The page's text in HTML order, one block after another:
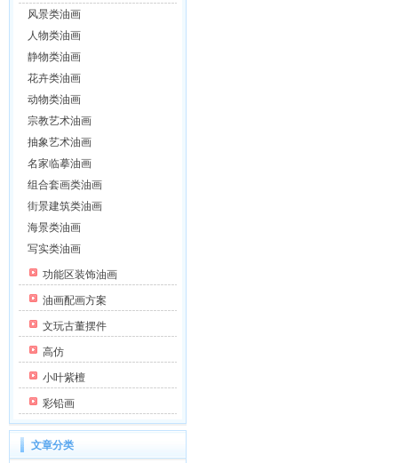
风景类油画
人物类油画
静物类油画
花卉类油画
动物类油画
宗教艺术油画
抽象艺术油画
名家临摹油画
组合套画类油画
街景建筑类油画
海景类油画
写实类油画
功能区装饰油画
油画配画方案
文玩古董摆件
高仿
小叶紫檀
彩铅画
文章分类